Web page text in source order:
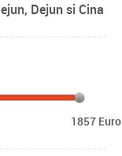
Dejun si Cina
1857 Euro